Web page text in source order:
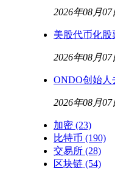
2026年08月07
美股代币化
2026年08月07
ONDO创始人
2026年08月07
加密 (23)
比特币 (190)
交易所 (28)
区块链 (54)